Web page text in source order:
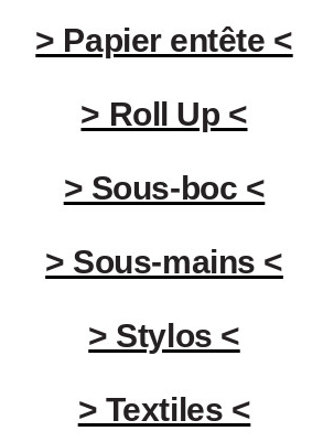
> Papier entête <
> Roll Up <
> Sous-boc <
> Sous-mains <
> Stylos <
> Textiles <